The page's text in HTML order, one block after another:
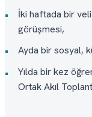
•
İki haftada bir
görüşmesi,
•
Ayda bir sosyal,
•
Yılda bir kez
Ortak Akıl